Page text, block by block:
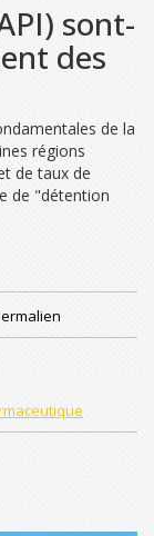
sont-
des
de la
régions
de taux de
de "détention